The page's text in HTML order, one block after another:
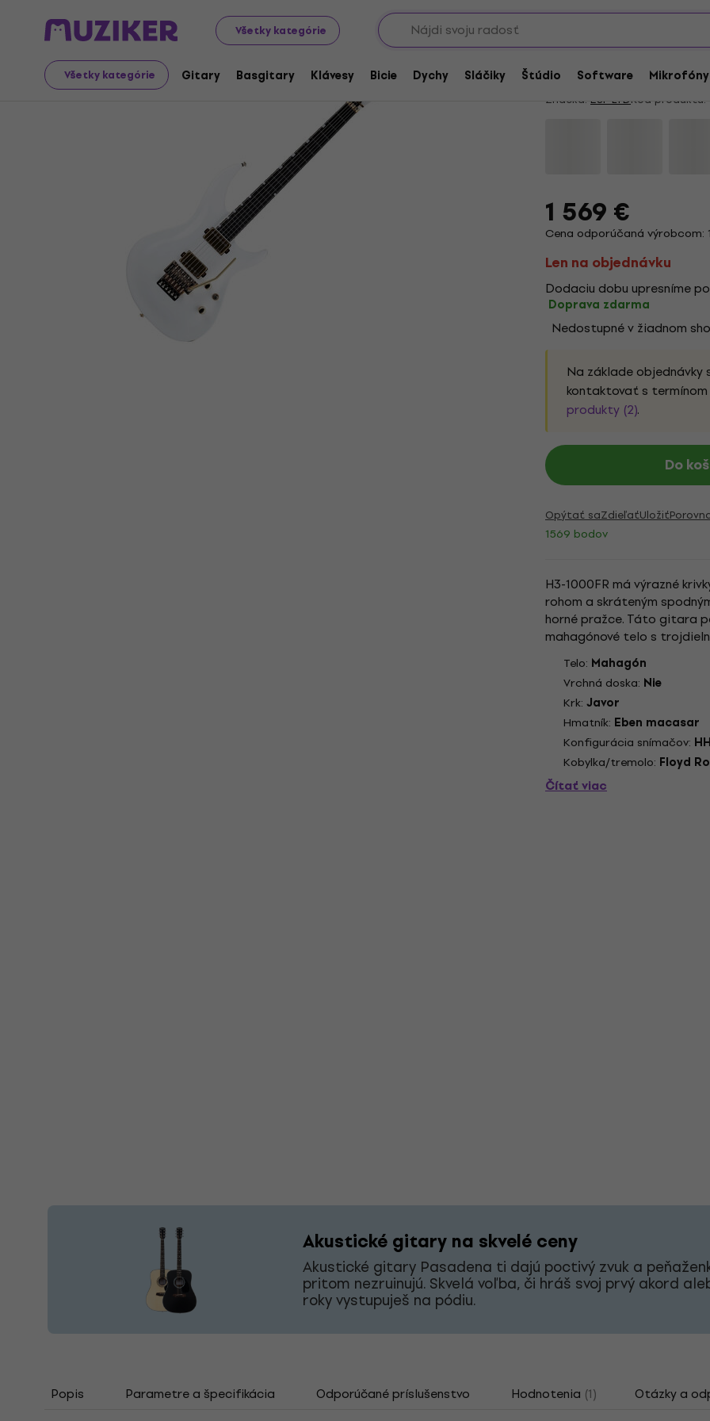
Všetky kategórie
Všetky kategórie Gitary Basgitary Klávesy Bicie Dychy Sláčiky Štúdio Software Mikrofóny
Hudobné nástroje Gitary Elektrické gitary Super ST-Modely
ESP LTD H3-
4 1 x hodnotené
Značka: ESP LTDKód produktu:
1 569 €
Cena odporúčaná výrobcom:
Len na objednávku
Dodaciu dobu upresníme
Doprava zdarma
Nedostupné v žiadnom
Na základe
kontaktovať s
produkty (2).
Do
Opýtať saZdieľaťUložiť
1569 bodov
H3-1000FR má výrazné
rohom a skráteným
horné pražce. Táto gitara
mahagónové telo s
polomer pre maximálnu
Telo: Mahagón
Vrchná doska: Nie
Krk: Javor
Hmatník: Eben macasar
Konfigurácia snímačov:
Kobylka/tremolo: Floyd
Čítať viac
Akustické gitary na skvelé ceny
Akustické gitary Pasadena ti dajú poctivý zvuk a
pritom nezruinujú. Skvelá voľba, či hráš svoj prvý akord
roky vystupuješ na pódiu.
Popis Parametre a špecifikácia Odporúčané príslušenstvo Hodnotenia (1) Otázky a